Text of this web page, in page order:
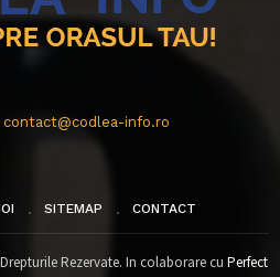
contact@codlea-info.ro
SITEMAP CONTACT
Rezervate. In colaborare cu Perfect